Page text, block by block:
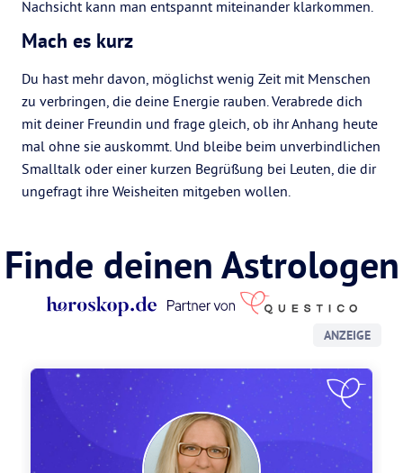
Nachsicht kann man entspannt miteinander klarkommen.
Mach es kurz
Du hast mehr davon, möglichst wenig Zeit mit Menschen
zu verbringen, die deine Energie rauben. Verabrede dich
mit deiner Freundin und frage gleich, ob ihr Anhang heute
mal ohne sie auskommt. Und bleibe beim unverbindlichen
Smalltalk oder einer kurzen Begrüßung bei Leuten, die dir
ungefragt ihre Weisheiten mitgeben wollen.
Finde deinen Astrologen
ANZEIGE